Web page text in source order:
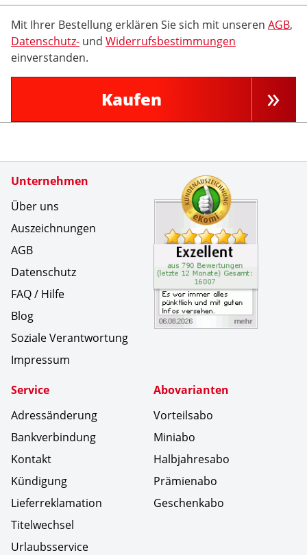
Mit Ihrer Bestellung erklären Sie sich mit unseren AGB,
Datenschutz- und Widerrufsbestimmungen
einverstanden.
Kaufen
Unternehmen
Über uns
Auszeichnungen
AGB
Datenschutz
FAQ / Hilfe
Blog
Soziale Verantwortung
Impressum
Service
Adressänderung
Bankverbindung
Kontakt
Kündigung
Lieferreklamation
Titelwechsel
Urlaubsservice
Abovarianten
Vorteilsabo
Miniabo
Halbjahresabo
Prämienabo
Geschenkabo
Zertifikate